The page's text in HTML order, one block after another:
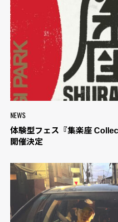
NEWS
体験型フェス『集楽座
開催決定